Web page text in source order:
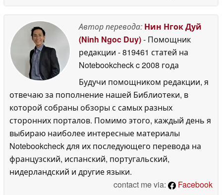
Автор перевода: Нин Нгок Дуй
(Ninh Ngoc Duy)- Помощник
редакции - 819461 статей на
Notebookcheckc 2008 года
Будучи помощником редакции, я
отвечаю за пополнение нашей Библиотеки, в
которой собраны обзоры с самых разных
сторонних порталов. Помимо этого, каждый день я
выбираю наиболее интересные материалы
Notebookcheck для их последующего перевода на
французский, испанский, португальский,
нидерландский и другие языки.
contact me via:
Facebook